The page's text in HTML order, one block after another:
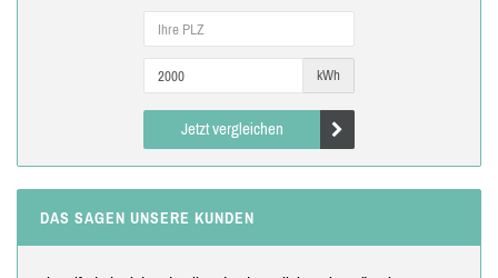
kWh
Jetzt vergleichen
DAS SAGEN UNSERE KUNDEN